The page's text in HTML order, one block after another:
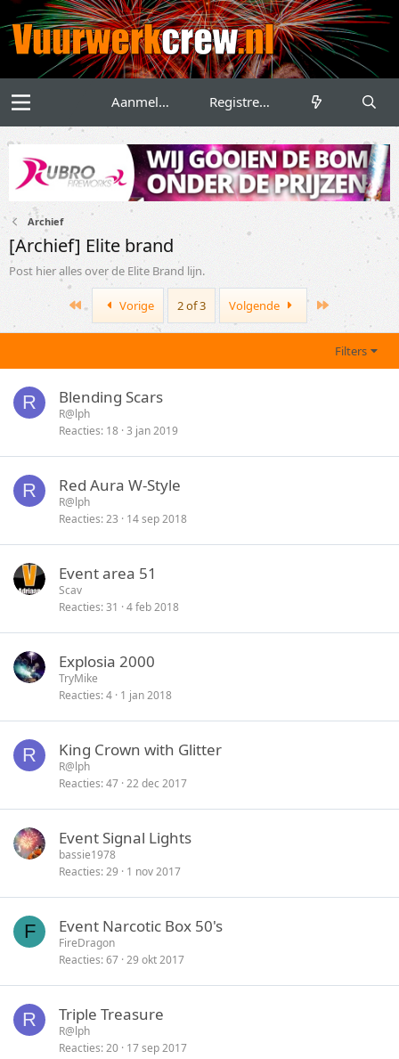
Aanmelden Registreren
Archief
[Archief] Elite brand
Post hier alles over de Elite Brand lijn.
First Vorige 2 of 3 Volgende
Filters
R Blending Scars
R@lph
Reacties 18 3 jan 2019
R Red Aura W-Style
R@lph
Reacties 23 14 sep 2018
Event area 51
Scav
Reacties 31 4 feb 2018
Explosia 2000
TryMike
Reacties 4 1 jan 2018
R King Crown with Glitter
R@lph
Reacties 47 22 dec 2017
Event Signal Lights
bassie1978
Reacties 29 1 nov 2017
F Event Narcotic Box 50's
FireDragon
Reacties 67 29 okt 2017
R Triple Treasure
R@lph
Reacties 20 17 sep 2017